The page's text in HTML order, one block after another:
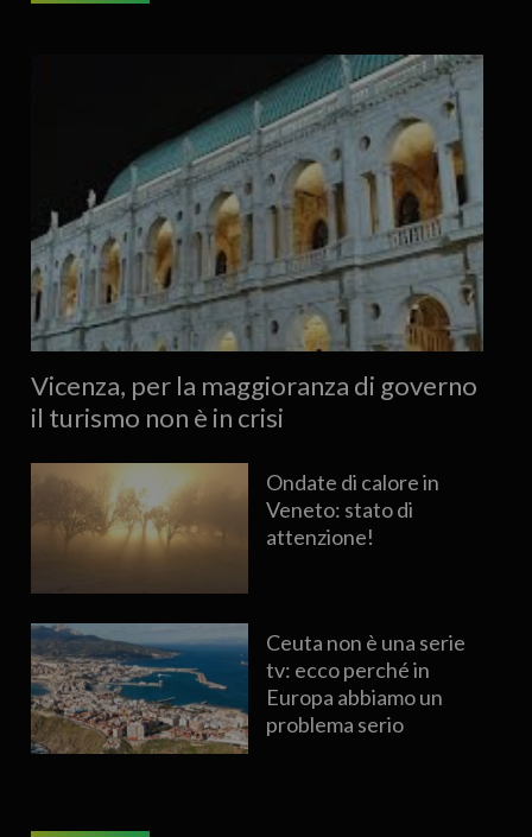
Vicenza, per la maggioranza di governo
il turismo non è in crisi
Ondate di calore in
Veneto: stato di
attenzione!
Ceuta non è una serie
tv: ecco perché in
Europa abbiamo un
problema serio